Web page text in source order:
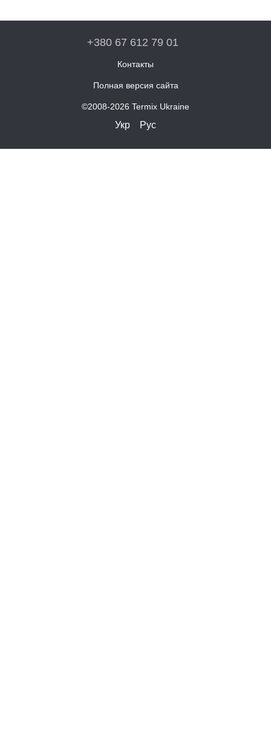
+380 67 612 79 01
Контакты
Полная версия сайта
©2008-2026 Termix Ukraine
Укр Рус